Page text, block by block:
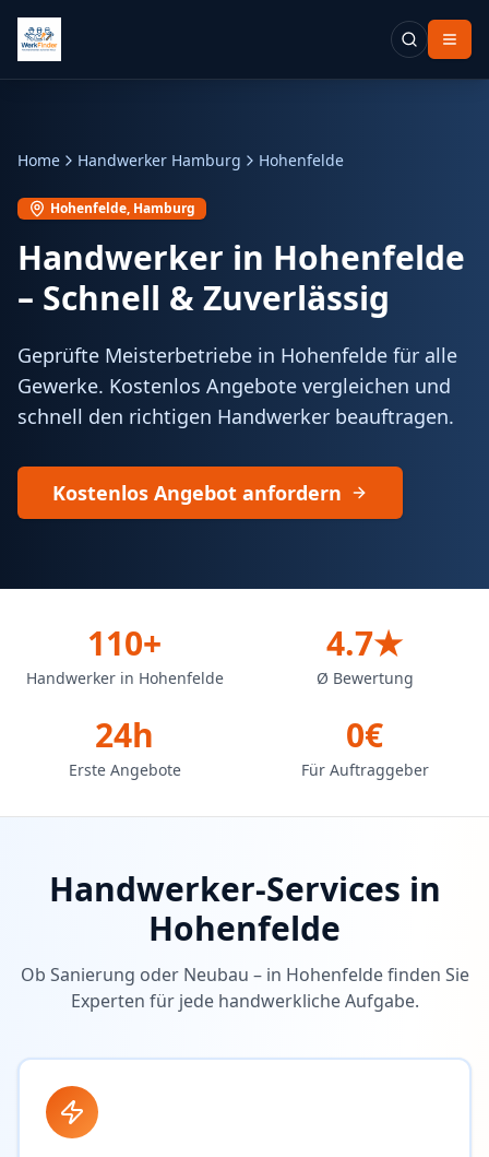
Home Handwerker Hamburg Hohenfelde
Hohenfelde, Hamburg
Handwerker in Hohenfelde
– Schnell & Zuverlässig
Geprüfte Meisterbetriebe in Hohenfelde für alle
Gewerke. Kostenlos Angebote vergleichen und
schnell den richtigen Handwerker beauftragen.
Kostenlos Angebot anfordern
110+
Handwerker in Hohenfelde
4.7★
Ø Bewertung
24h
Erste Angebote
0€
Für Auftraggeber
Handwerker-Services in
Hohenfelde
Ob Sanierung oder Neubau – in Hohenfeldefinden Sie
Experten für jede handwerkliche Aufgabe.